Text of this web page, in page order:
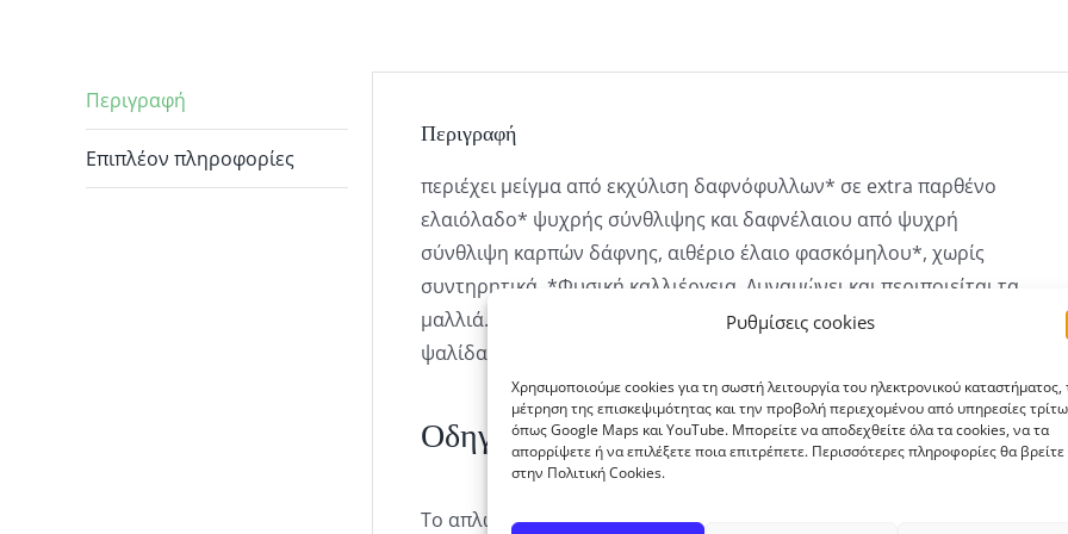
Ρυθμίσεις cookies
Χρησιμοποιούμε cookies για τη σωστή λειτουργία του ηλεκτρονικού καταστήματος,
μέτρηση της επισκεψιμότητας και την προβολή περιεχομένου από υπηρεσίες
όπως Google Maps και YouTube. Μπορείτε να αποδεχθείτε όλα τα cookies, να τα
απορρίψετε ή να επιλέξετε ποια επιτρέπετε. Περισσότερες πληροφορίες θα βρείτε
στην Πολιτική Cookies.
Περιγραφή
Επιπλέον πληροφορίες
Περιγραφή
περιέχει μείγμα από εκχύλιση δαφνόφυλλων* σε extra παρθένο
ελαιόλαδο* ψυχρής σύνθλιψης και δαφνέλαιου από ψυχρή
σύνθλιψη καρπών δάφνης, αιθέριο έλαιο φασκόμηλου*, χωρίς
συντηρητικά. *Φυσική καλλιέργεια. Δυναμώνει και περιποιείται τα
μαλλιά. Κατά της εποχικής τριχόπτωσης, ξηροδερμίας, φαγούρας,
ψαλίδας.
Οδηγίες:
Το απλώνετε στις ρίζες των μαλλιών και κάνετε ελαφρύ μασάζ.